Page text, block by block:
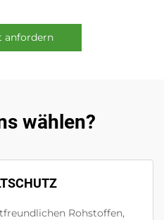
anfordern
wählen?
Rohstoffen,